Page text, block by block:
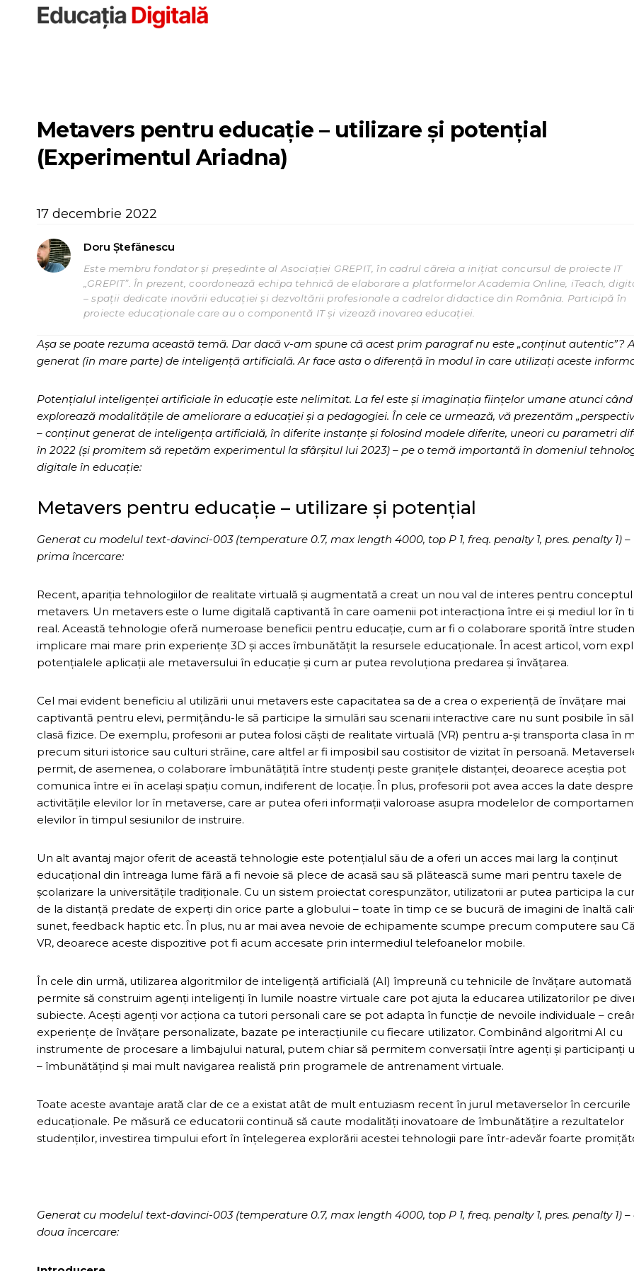
Metavers pentru educație – utilizare și potențial
(Experimentul Ariadna)
17 decembrie 2022
Doru Ștefănescu
Este membru fondator și președinte al Asociației GREPIT, în cadrul căreia a inițiat concursul de proiecte IT
„GREPIT”. În prezent, coordonează echipa tehnică de elaborare a platformelor Academia Online, iTeach,
– spații dedicate inovării educației și dezvoltării profesionale a cadrelor didactice din România. Participă în
proiecte educaționale care au o componentă IT și vizează inovarea educației.
Așa se poate rezuma această temă. Dar dacă v-am spune că acest prim paragraf nu este „conținut autentic”?
generat (în mare parte) de inteligență artificială. Ar face asta o diferență în modul în care utilizați aceste
Potențialul inteligenței artificiale în educație este nelimitat. La fel este și imaginația ființelor umane atunci când
explorează modalitățile de ameliorare a educației și a pedagogiei. În cele ce urmează, vă prezentăm
– conținut generat de inteligența artificială, în diferite instanțe și folosind modele diferite, uneori cu parametri
în 2022 (și promitem să repetăm experimentul la sfârșitul lui 2023) – pe o temă importantă în domeniul
digitale în educație:
Metavers pentru educație – utilizare și potențial
Generat cu modelul text-davinci-003 (temperature 0.7, max length 4000, top P 1, freq. penalty 1, pres. penalty 1) –
prima încercare:
Recent, apariția tehnologiilor de realitate virtuală și augmentată a creat un nou val de interes pentru
metavers. Un metavers este o lume digitală captivantă în care oamenii pot interacționa între ei și mediul lor în
real. Această tehnologie oferă numeroase beneficii pentru educație, cum ar fi o colaborare sporită între
implicare mai mare prin experiențe 3D și acces îmbunătățit la resursele educaționale. În acest articol, vom
potențialele aplicații ale metaversului în educație și cum ar putea revoluționa predarea și învățarea.
Cel mai evident beneficiu al utilizării unui metavers este capacitatea sa de a crea o experiență de învățare mai
captivantă pentru elevi, permițându-le să participe la simulări sau scenarii interactive care nu sunt posibile în
clasă fizice. De exemplu, profesorii ar putea folosi căști de realitate virtuală (VR) pentru a-și transporta clasa în
precum situri istorice sau culturi străine, care altfel ar fi imposibil sau costisitor de vizitat în persoană.
permit, de asemenea, o colaborare îmbunătățită între studenți peste granițele distanței, deoarece aceștia pot
comunica între ei în același spațiu comun, indiferent de locație. În plus, profesorii pot avea acces la date despre
activitățile elevilor lor în metaverse, care ar putea oferi informații valoroase asupra modelelor de
elevilor în timpul sesiunilor de instruire.
Un alt avantaj major oferit de această tehnologie este potențialul său de a oferi un acces mai larg la conținut
educațional din întreaga lume fără a fi nevoie să plece de acasă sau să plătească sume mari pentru taxele de
școlarizare la universitățile tradiționale. Cu un sistem proiectat corespunzător, utilizatorii ar putea participa la
de la distanță predate de experți din orice parte a globului – toate în timp ce se bucură de imagini de înaltă
sunet, feedback haptic etc. În plus, nu ar mai avea nevoie de echipamente scumpe precum computere sau
VR, deoarece aceste dispozitive pot fi acum accesate prin intermediul telefoanelor mobile.
În cele din urmă, utilizarea algoritmilor de inteligență artificială (AI) împreună cu tehnicile de învățare automată
permite să construim agenți inteligenți în lumile noastre virtuale care pot ajuta la educarea utilizatorilor pe
subiecte. Acești agenți vor acționa ca tutori personali care se pot adapta în funcție de nevoile individuale –
experiențe de învățare personalizate, bazate pe interacțiunile cu fiecare utilizator. Combinând algoritmi AI cu
instrumente de procesare a limbajului natural, putem chiar să permitem conversații între agenți și participanți
– îmbunătățind și mai mult navigarea realistă prin programele de antrenament virtuale.
Toate aceste avantaje arată clar de ce a existat atât de mult entuziasm recent în jurul metaverselor în cercurile
educaționale. Pe măsură ce educatorii continuă să caute modalități inovatoare de îmbunătățire a rezultatelor
studenților, investirea timpului efort în înțelegerea explorării acestei tehnologii pare într-adevăr foarte
Generat cu modelul text-davinci-003 (temperature 0.7, max length 4000, top P 1, freq. penalty 1, pres. penalty 1) –
doua încercare: